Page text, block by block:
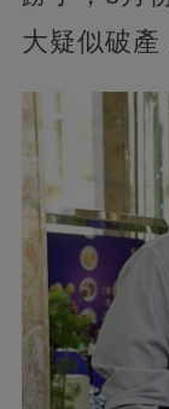
大疑似破產